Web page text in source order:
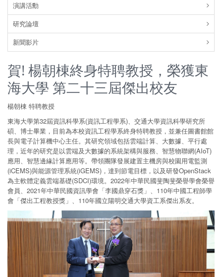
演講活勳
研究論壇
新聞影片
賀! 楊朝棟終身特聘教授，榮獲東
海大學 第二十三屆傑出校友
楊朝棟 特聘教授
東海大學第32屆資訊科學系(資訊工程學系)、交通大學資訊科學研究所
碩、博士畢業，目前為本校資訊工程學系終身特聘教授，並兼任圖書館館
長與電子計算機中心主任。其研究領域包括雲端計算、大數據、平行處
理，近年的研究是以雲端及大數據的系統架構與服務、智慧物聯網(AIoT)
應用、智慧邊緣計算應用等。帶領團隊發展建置主機房與校園用電監測
(iCEMS)與能源管理系統(iGEMS)，達到節電目標，以及研發OpenStack
為主軟體定義雲端基礎(SDCI)環境。2022年中華民國斐陶斐榮譽學會榮譽
會員、2021年中華民國資訊學會「李國鼎穿石獎」、110年中國工程師學
會「傑出工程教授獎」、110年國立陽明交通大學資工系傑出系友。